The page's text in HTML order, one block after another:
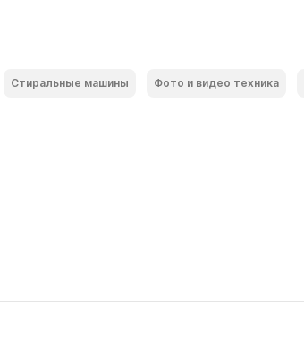
Стиральные машины Фото и видео техника